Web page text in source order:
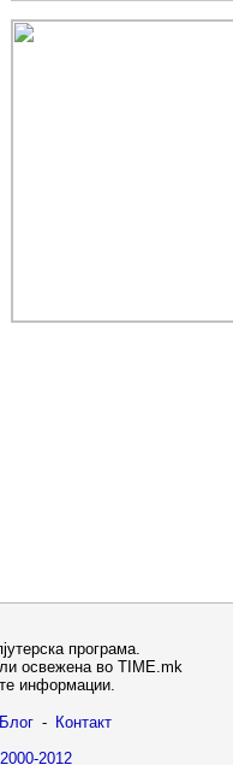
програма.
освежена во TIME.mk
информации.
Блог - Контакт
2012